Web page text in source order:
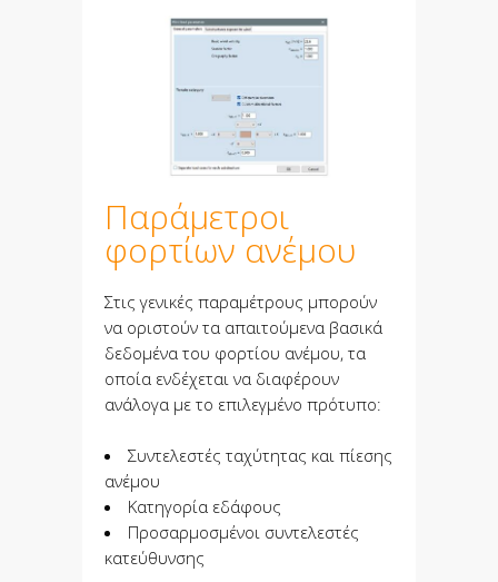
Παράμετροι
φορτίων ανέμου
Στις γενικές παραμέτρους μπορούν
να οριστούν τα απαιτούμενα βασικά
δεδομένα του φορτίου ανέμου, τα
οποία ενδέχεται να διαφέρουν
ανάλογα με το επιλεγμένο πρότυπο:
Συντελεστές ταχύτητας και πίεσης
ανέμου
Κατηγορία εδάφους
Προσαρμοσμένοι συντελεστές
κατεύθυνσης